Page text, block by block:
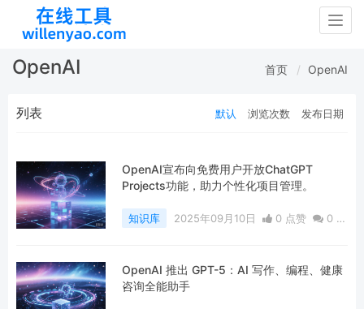
OpenAI 首页 OpenAI
列表 默认 浏览次数 发布日期
OpenAI宣布向免费用户开放ChatGPT
Projects功能，助力个性化项目管理。
知识库 2025年09月10日 0 点赞 0 评
OpenAI 推出 GPT-5：AI 写作、编程、健康
咨询全能助手